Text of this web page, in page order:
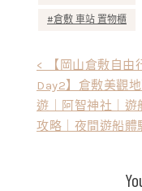
倉敷 車站 置物櫃
< 【岡山倉敷自由
Day2】倉敷美觀
遊｜阿智神社｜遊
攻略｜夜間遊船體